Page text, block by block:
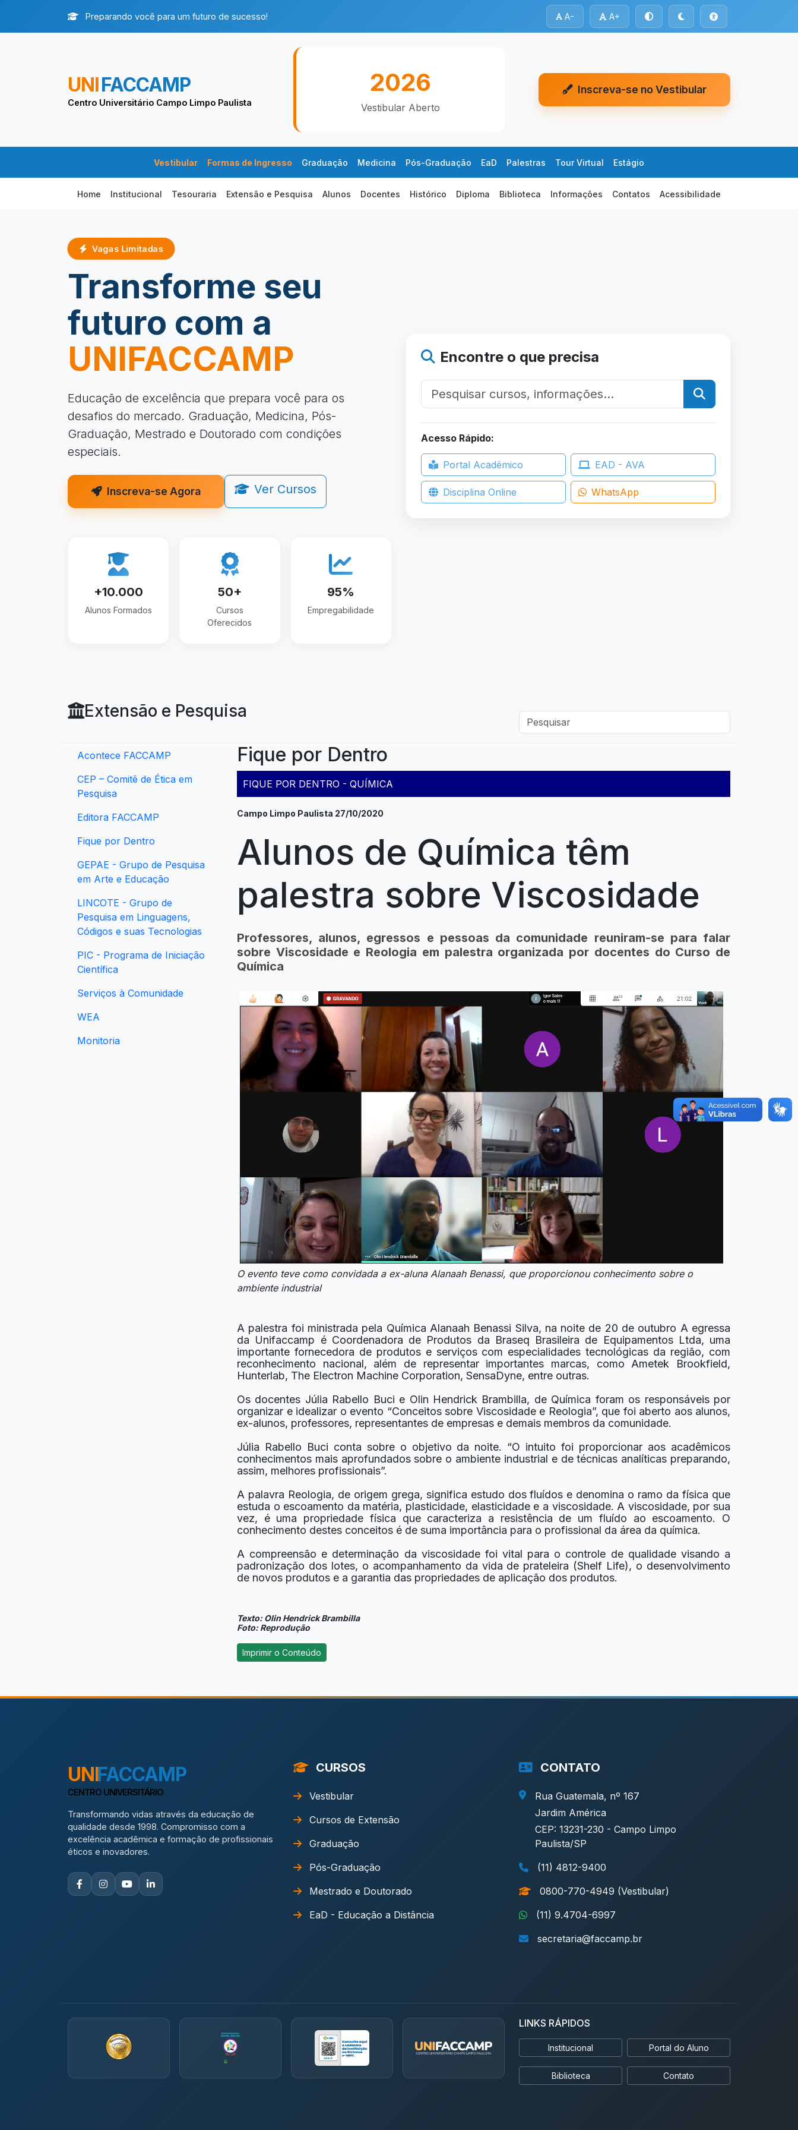
Preparando você para um futuro de sucesso! A- A+
UNIFACCAMP
Centro Universitário Campo Limpo Paulista
2026
Vestibular Aberto
Inscreva-se no Vestibular
Vestibular Formas de Ingresso Graduação Medicina Pós-Graduação EaD Palestras Tour Virtual Estágio
Home Institucional Tesouraria Extensão e Pesquisa Alunos Docentes Histórico Diploma Biblioteca Informações Contatos Acessibilidade
Vagas Limitadas
Transforme seu
futuro com a
UNIFACCAMP
Educação de excelência que prepara você para os
desafios do mercado. Graduação, Medicina, Pós-
Graduação, Mestrado e Doutorado com condições
especiais.
Inscreva-se Agora Ver Cursos
+10.000
Alunos Formados
50+
Cursos
Oferecidos
95%
Empregabilidade
Encontre o que precisa
Acesso Rápido:
Portal Acadêmico EAD - AVA
Disciplina Online WhatsApp
Extensão e Pesquisa
Acontece FACCAMP
CEP – Comitê de Ética em
Pesquisa
Editora FACCAMP
Fique por Dentro
GEPAE - Grupo de Pesquisa
em Arte e Educação
LINCOTE - Grupo de
Pesquisa em Linguagens,
Códigos e suas Tecnologias
PIC - Programa de Iniciação
Científica
Serviços à Comunidade
WEA
Monitoria
Fique por Dentro
FIQUE POR DENTRO - QUÍMICA
Campo Limpo Paulista 27/10/2020
Alunos de Química têm
palestra sobre Viscosidade
Professores, alunos, egressos e pessoas da comunidade reuniram-se para falar
sobre Viscosidade e Reologia em palestra organizada por docentes do Curso de
Química
O evento teve como convidada a ex-aluna Alanaah Benassi, que proporcionou conhecimento sobre o
ambiente industrial
A palestra foi ministrada pela Química Alanaah Benassi Silva, na noite de 20 de outubro A egressa
da Unifaccamp é Coordenadora de Produtos da Braseq Brasileira de Equipamentos Ltda, uma
importante fornecedora de produtos e serviços com especialidades tecnológicas da região, com
reconhecimento nacional, além de representar importantes marcas, como Ametek Brookfield,
Hunterlab, The Electron Machine Corporation, SensaDyne, entre outras.
Os docentes Júlia Rabello Buci e Olin Hendrick Brambilla, de Química foram os responsáveis por
organizar e idealizar o evento “Conceitos sobre Viscosidade e Reologia”, que foi aberto aos alunos,
ex-alunos, professores, representantes de empresas e demais membros da comunidade.
Júlia Rabello Buci conta sobre o objetivo da noite. “O intuito foi proporcionar aos acadêmicos
conhecimentos mais aprofundados sobre o ambiente industrial e de técnicas analíticas preparando,
assim, melhores profissionais”.
A palavra Reologia, de origem grega, significa estudo dos fluídos e denomina o ramo da física que
estuda o escoamento da matéria, plasticidade, elasticidade e a viscosidade. A viscosidade, por sua
vez, é uma propriedade física que caracteriza a resistência de um fluído ao escoamento. O
conhecimento destes conceitos é de suma importância para o profissional da área da química.
A compreensão e determinação da viscosidade foi vital para o controle de qualidade visando a
padronização dos lotes, o acompanhamento da vida de prateleira (Shelf Life), o desenvolvimento
de novos produtos e a garantia das propriedades de aplicação dos produtos.
Texto: Olin Hendrick Brambilla
Foto: Reprodução
UNIFACCAMP
CENTRO UNIVERSITÁRIO
Transformando vidas através da educação de
qualidade desde 1998. Compromisso com a
excelência acadêmica e formação de profissionais
éticos e inovadores.
CURSOS
Vestibular
Cursos de Extensão
Graduação
Pós-Graduação
Mestrado e Doutorado
EaD - Educação a Distância
CONTATO
Rua Guatemala, nº 167
Jardim América
CEP: 13231-230 - Campo Limpo
Paulista/SP
(11) 4812-9400
0800-770-4949 (Vestibular)
(11) 9.4704-6997
secretaria@faccamp.br
LINKS RÁPIDOS
Institucional Portal do Aluno
Biblioteca Contato